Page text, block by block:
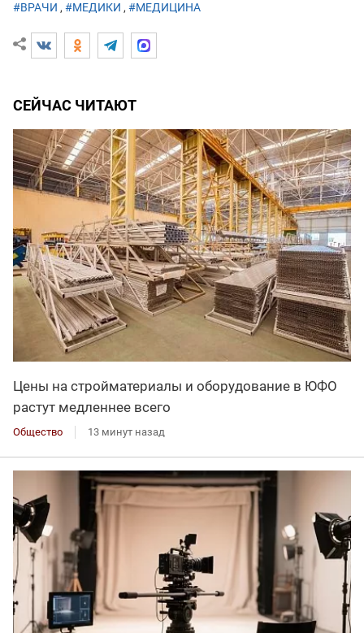
#ВРАЧИ , #МЕДИКИ , #МЕДИЦИНА
СЕЙЧАС ЧИТАЮТ
Цены на стройматериалы и оборудование в ЮФО
растут медленнее всего
Общество 13 минут назад